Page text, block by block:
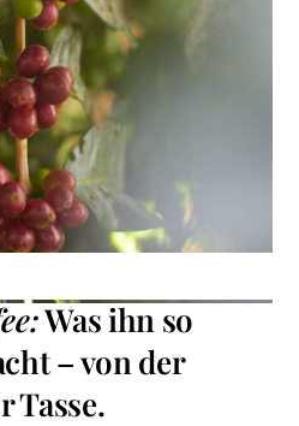
Was ihn so
– von der
Tasse.